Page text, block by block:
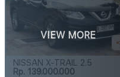
NISSAN X-TRAIL 2.5
Rp. 139.000.000
VIEW MORE